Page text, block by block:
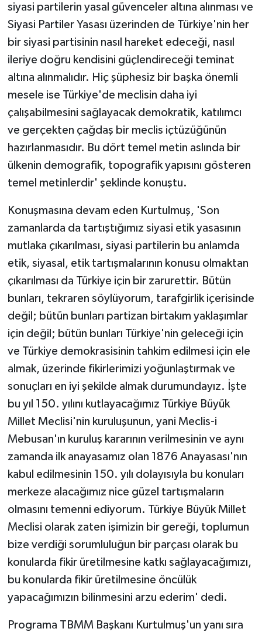
siyasi partilerin yasal güvenceler altına alınması ve
Siyasi Partiler Yasası üzerinden de Türkiye'nin her
bir siyasi partisinin nasıl hareket edeceği, nasıl
ileriye doğru kendisini güçlendireceği teminat
altına alınmalıdır. Hiç şüphesiz bir başka önemli
mesele ise Türkiye'de meclisin daha iyi
çalışabilmesini sağlayacak demokratik, katılımcı
ve gerçekten çağdaş bir meclis içtüzüğünün
hazırlanmasıdır. Bu dört temel metin aslında bir
ülkenin demografik, topografik yapısını gösteren
temel metinlerdir' şeklinde konuştu.
Konuşmasına devam eden Kurtulmuş, 'Son
zamanlarda da tartıştığımız siyasi etik yasasının
mutlaka çıkarılması, siyasi partilerin bu anlamda
etik, siyasal, etik tartışmalarının konusu olmaktan
çıkarılması da Türkiye için bir zarurettir. Bütün
bunları, tekraren söylüyorum, tarafgirlik içerisinde
değil; bütün bunları partizan birtakım yaklaşımlar
için değil; bütün bunları Türkiye'nin geleceği için
ve Türkiye demokrasisinin tahkim edilmesi için ele
almak, üzerinde fikirlerimizi yoğunlaştırmak ve
sonuçları en iyi şekilde almak durumundayız. İşte
bu yıl 150. yılını kutlayacağımız Türkiye Büyük
Millet Meclisi'nin kuruluşunun, yani Meclis-i
Mebusan'ın kuruluş kararının verilmesinin ve aynı
zamanda ilk anayasamız olan 1876 Anayasası'nın
kabul edilmesinin 150. yılı dolayısıyla bu konuları
merkeze alacağımız nice güzel tartışmaların
olmasını temenni ediyorum. Türkiye Büyük Millet
Meclisi olarak zaten işimizin bir gereği, toplumun
bize verdiği sorumluluğun bir parçası olarak bu
konularda fikir üretilmesine katkı sağlayacağımızı,
bu konularda fikir üretilmesine öncülük
yapacağımızın bilinmesini arzu ederim' dedi.
Programa TBMM Başkanı Kurtulmuş'un yanı sıra